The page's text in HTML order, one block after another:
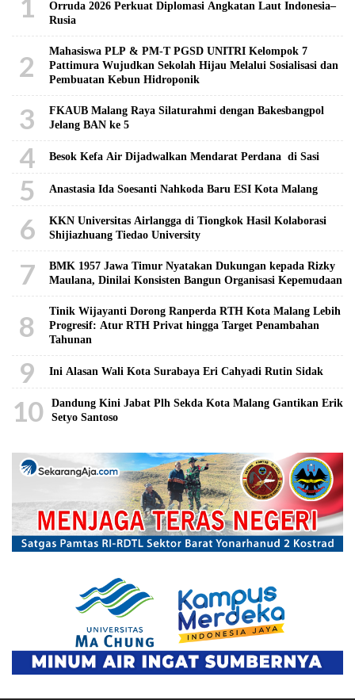
Orruda 2026 Perkuat Diplomasi Angkatan Laut Indonesia–
Rusia
2
Mahasiswa PLP & PM-T PGSD UNITRI Kelompok 7
Pattimura Wujudkan Sekolah Hijau Melalui Sosialisasi dan
Pembuatan Kebun Hidroponik
3
FKAUB Malang Raya Silaturahmi dengan Bakesbangpol
Jelang BAN ke 5
4 Besok Kefa Air Dijadwalkan Mendarat Perdana di Sasi
5 Anastasia Ida Soesanti Nahkoda Baru ESI Kota Malang
6
KKN Universitas Airlangga di Tiongkok Hasil Kolaborasi ​
Shijiazhuang Tiedao University
7
BMK 1957 Jawa Timur Nyatakan Dukungan kepada Rizky
Maulana, Dinilai Konsisten Bangun Organisasi Kepemudaan
8
Tinik Wijayanti Dorong Ranperda RTH Kota Malang Lebih
Progresif: Atur RTH Privat hingga Target Penambahan
Tahunan
9 Ini Alasan Wali Kota Surabaya Eri Cahyadi Rutin Sidak
10
Dandung Kini Jabat Plh Sekda Kota Malang Gantikan Erik
Setyo Santoso